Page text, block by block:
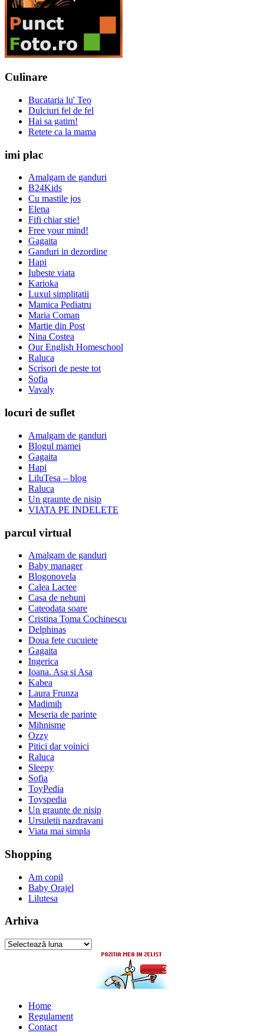
Culinare
Bucataria lu' Teo
Dulciuri fel de fel
Hai sa gatim!
Retete ca la mama
imi plac
Amalgam de ganduri
B24Kids
Cu mastile jos
Elena
Fifi chiar stie!
Free your mind!
Gagaita
Ganduri in dezordine
Hapi
Iubeste viata
Karioka
Luxul simplitatii
Mamica Pediatru
Maria Coman
Martie din Post
Nina Costea
Our English Homeschool
Raluca
Scrisori de peste tot
Sofia
Vavaly
locuri de suflet
Amalgam de ganduri
Blogul mamei
Gagaita
Hapi
LiluTesa – blog
Raluca
Un graunte de nisip
VIATA PE INDELETE
parcul virtual
Amalgam de ganduri
Baby manager
Blogonovela
Calea Lactee
Casa de nebuni
Cateodata soare
Cristina Toma Cochinescu
Delphinas
Doua fete cucuiete
Gagaita
Ingerica
Ioana. Asa si Asa
Kabea
Laura Frunza
Madimih
Meseria de parinte
Mihnisme
Ozzy
Pitici dar voinici
Raluca
Sleepy
Sofia
ToyPedia
Toyspedia
Un graunte de nisip
Ursuletii nazdravani
Viata mai simpla
Shopping
Am copil
Baby Orajel
Lilutesa
Arhiva
Arhiva
Home
Regulament
Contact